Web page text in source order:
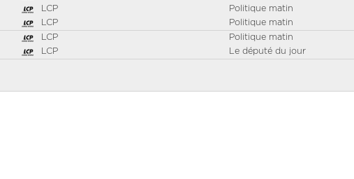
LCP
Politique matin
LCP
Politique matin
LCP
Politique matin
LCP Le député du jour